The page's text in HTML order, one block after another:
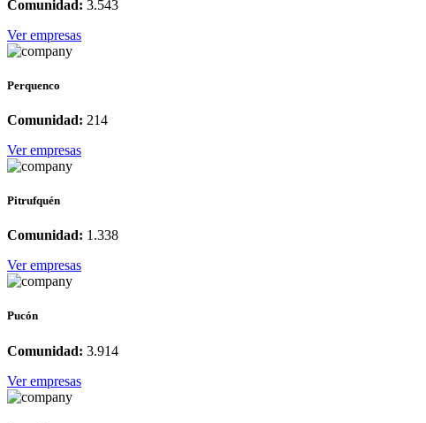
Comunidad: 3.543
Ver empresas
Perquenco
Comunidad: 214
Ver empresas
Pitrufquén
Comunidad: 1.338
Ver empresas
Pucón
Comunidad: 3.914
Ver empresas